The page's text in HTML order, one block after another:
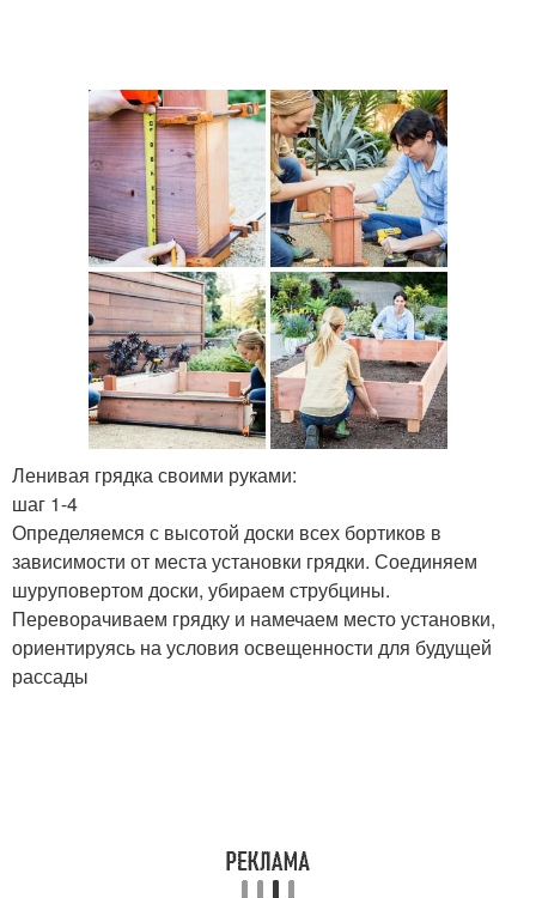
Ленивая грядка своими руками:
шаг 1-4
Определяемся с высотой доски всех бортиков в
зависимости от места установки грядки. Соединяем
шуруповертом доски, убираем струбцины.
Переворачиваем грядку и намечаем место установки,
ориентируясь на условия освещенности для будущей
рассады